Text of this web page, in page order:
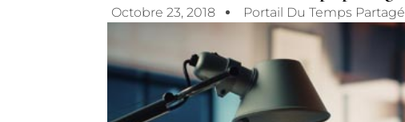
Octobre 23, 2018 Portail Du Temps Partagé